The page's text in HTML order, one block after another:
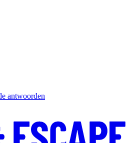
antwoorden